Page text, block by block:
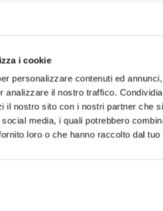
i cookie
personalizzare contenuti ed
analizzare il nostro traffico.
il nostro sito con i nostri partner che
media, i quali potrebbero
loro o che hanno raccolto dal